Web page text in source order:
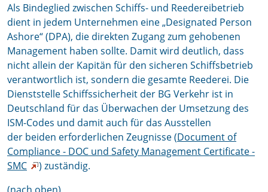
Als Bindeglied zwischen Schiffs- und Reedereibetrieb
dient in jedem Unternehmen eine „Designated Person
Ashore“ (DPA), die direkten Zugang zum gehobenen
Management haben sollte. Damit wird deutlich, dass
nicht allein der Kapitän für den sicheren Schiffsbetrieb
verantwortlich ist, sondern die gesamte Reederei. Die
Dienststelle Schiffssicherheit der BG Verkehr ist in
Deutschland für das Überwachen der Umsetzung des
ISM-Codes und damit auch für das Ausstellen
der beiden erforderlichen Zeugnisse (Document of
Compliance - DOC und Safety Management Certificate -
SMC
) zuständig.